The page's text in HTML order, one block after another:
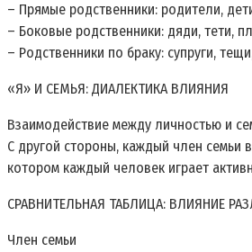
– Прямые родственники: родители,
– Боковые родственники: дяди, тети,
– Родственники по браку: супруги,
«Я» И СЕМЬЯ: ДИАЛЕКТИКА ВЛИЯНИЯ
Взаимодействие между личностью и
С другой стороны, каждый член семьи
котором каждый человек играет
СРАВНИТЕЛЬНАЯ ТАБЛИЦА: ВЛИЯНИЕ
Член семьи